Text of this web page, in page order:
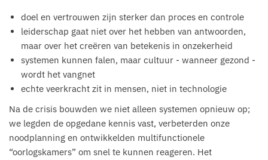
doel en vertrouwen zijn sterker dan proces en controle
leiderschap gaat niet over het hebben van antwoorden,
maar over het creëren van betekenis in onzekerheid
systemen kunnen falen, maar cultuur - wanneer gezond -
wordt het vangnet
echte veerkracht zit in mensen, niet in technologie
Na de crisis bouwden we niet alleen systemen opnieuw op;
we legden de opgedane kennis vast, verbeterden onze
noodplanning en ontwikkelden multifunctionele
“oorlogskamers” om snel te kunnen reageren. Het